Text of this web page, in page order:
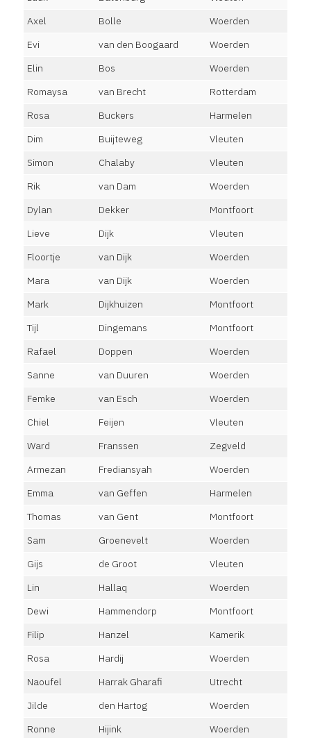
Axel
Bolle
Woerden
Evi
van den Boogaard
Woerden
Elin
Bos
Woerden
Romaysa
van Brecht
Rotterdam
Rosa
Buckers
Harmelen
Dim
Buijteweg
Vleuten
Simon
Chalaby
Vleuten
Rik
van Dam
Woerden
Dylan
Dekker
Montfoort
Lieve
Dijk
Vleuten
Floortje
van Dijk
Woerden
Mara
van Dijk
Woerden
Mark
Dijkhuizen
Montfoort
Tijl
Dingemans
Montfoort
Rafael
Doppen
Woerden
Sanne
van Duuren
Woerden
Femke
van Esch
Woerden
Chiel
Feijen
Vleuten
Ward
Franssen
Zegveld
Armezan
Frediansyah
Woerden
Emma
van Geffen
Harmelen
Thomas
van Gent
Montfoort
Sam
Groenevelt
Woerden
Gijs
de Groot
Vleuten
Lin
Hallaq
Woerden
Dewi
Hammendorp
Montfoort
Filip
Hanzel
Kamerik
Rosa
Hardij
Woerden
Naoufel
Harrak Gharafi
Utrecht
Jilde
den Hartog
Woerden
Ronne
Hijink
Woerden